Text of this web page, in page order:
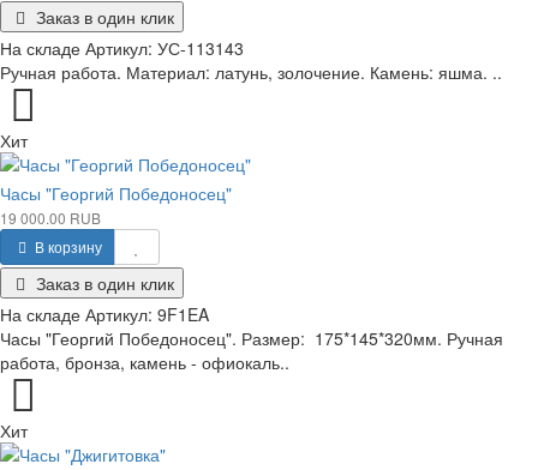
Заказ в один клик
На складе Артикул: УС-113143
Ручная работа. Материал: латунь, золочение. Камень: яшма. ..
Хит
Часы "Георгий Победоносец"
19 000.00 RUB
В корзину
Заказ в один клик
На складе Артикул: 9F1EA
Часы "Георгий Победоносец". Размер: 175*145*320мм. Ручная
работа, бронза, камень - офиокаль..
Хит